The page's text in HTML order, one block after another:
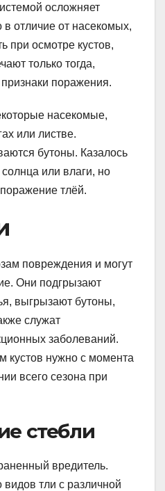
осложняет
в отличие от насекомых,
при осмотре кустов,
только тогда,
поражения.
насекомые,
или листве.
бутоны. Казалось
или влаги, но
тлёй.
повреждения и могут
Они подгрызают
выгрызают бутоны,
служат
заболеваний.
кустов нужно с момента
всего сезона при
стебли
вредитель.
видов тли с различной